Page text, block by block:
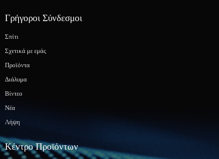
Γρήγοροι Σύνδεσμοι
Σπίτι
Σχετικά με εμάς
Προϊόντα
Διάλυμα
Βίντεο
Νέα
Λήψη
Κέντρο Προϊόντων